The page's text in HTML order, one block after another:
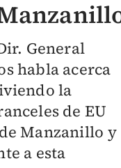
General
habla acerca
la
de EU
Manzanillo y
a esta